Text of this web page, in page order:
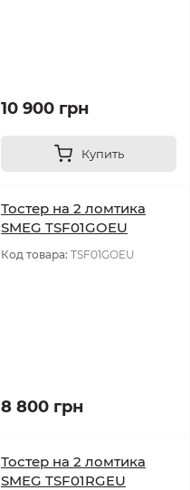
10 900 грн
Купить
Тостер на 2 ломтика
SMEG TSF01GOEU
Код товара: TSF01GOEU
8 800 грн
Тостер на 2 ломтика
SMEG TSF01RGEU